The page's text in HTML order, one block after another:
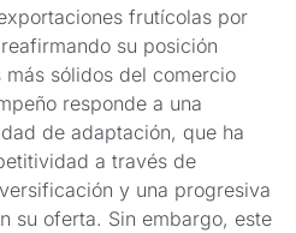
frutícolas por
su posición
sólidos del comercio
responde a una
de adaptación, que ha
a través de
y una progresiva
su oferta. Sin embargo, este